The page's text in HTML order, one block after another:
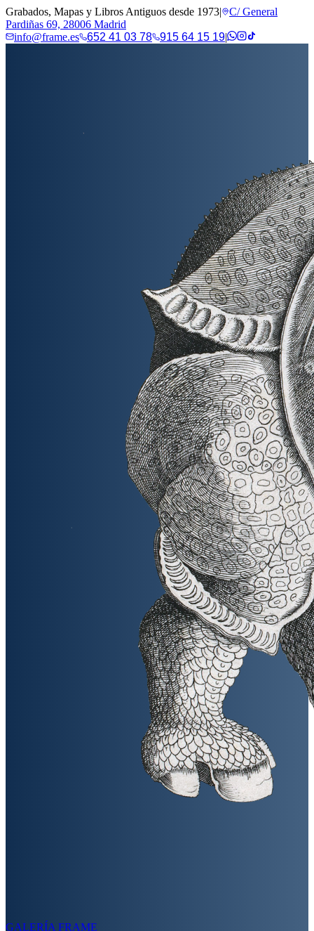
Grabados, Mapas y Libros Antiguos desde 1973|
C/ General
Pardiñas 69, 28006 Madrid
info@frame.es
652 41 03 78 915 64 15 19|
GALERÍA FRAME